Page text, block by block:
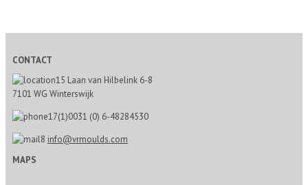
CONTACT
Laan van Hilbelink 6-8
7101 WG Winterswijk
0031 (0) 6-48284530
info@vrmoulds.com
MAPS